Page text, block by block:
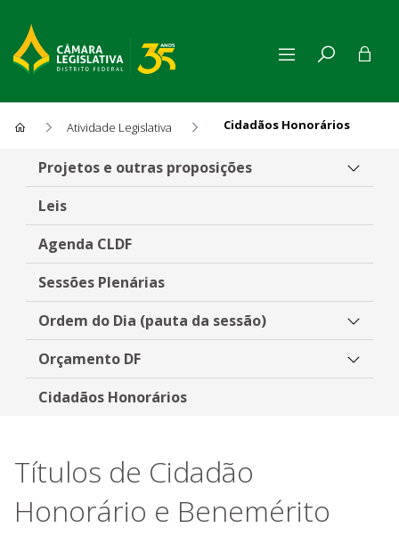
Atividade Legislativa Cidadãos Honorários
Cidadãos Honorários
Projetos e outras proposições
Leis
Agenda CLDF
Sessões Plenárias
Ordem do Dia (pauta da sessão)
Orçamento DF
Cidadãos Honorários
Títulos de Cidadão
Honorário e Benemérito